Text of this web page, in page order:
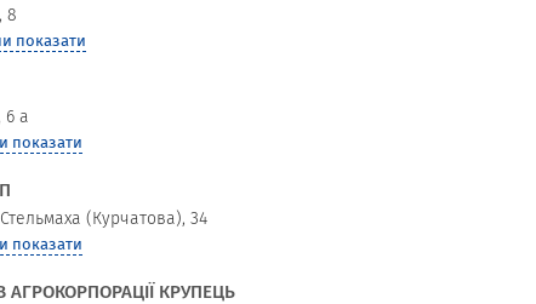
8
показати
6 а
показати
(Курчатова), 34
показати
КРУПЕЦЬ